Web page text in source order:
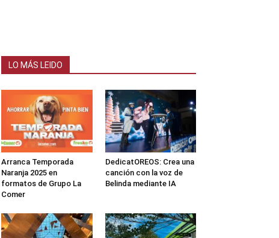
LO MÁS LEIDO
Arranca Temporada
Naranja 2025 en
formatos de Grupo La
Comer
DedicatOREOS: Crea una
canción con la voz de
Belinda mediante IA